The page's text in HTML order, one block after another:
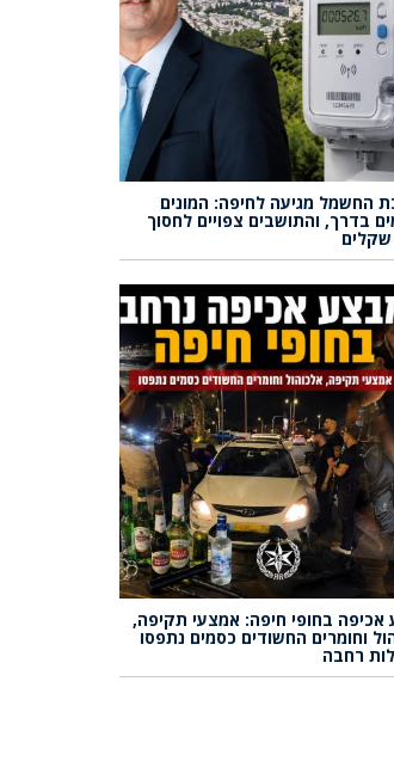
החשמל מגיעה לחיפה: המונים
בדרך, והתושבים צפויים לחסוך
שקלים
אכיפה בחופי חיפה: אמצעי תקיפה,
וחומרים החשודים כסמים נתפסו
רחבה